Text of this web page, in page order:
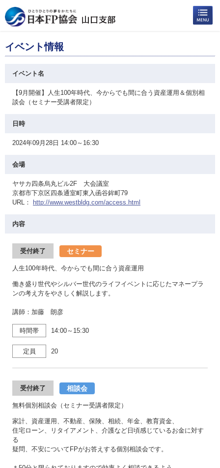
イベント情報
イベント名
【9月開催】人生100年時代、今からでも間に合う資産運用＆個別相
談会（セミナー受講者限定）
日時
2024年09月28日 14:00～16:30
会場
ヤサカ四条烏丸ビル2F 大会議室
京都市下京区四条通室町東入函谷鉾町79
URL：
http://www.westbldg.com/access.html
内容
受付終了 セミナー
人生100年時代、今からでも間に合う資産運用
働き盛り世代やシルバー世代のライフイベントに応じたマネープラ
ンの考え方をやさしく解説します。
講師：加藤 朗彦
時間帯 14:00～15:30
定員 20
受付終了 相談会
無料個別相談会（セミナー受講者限定）
家計、資産運用、不動産、保険、相続、年金、教育資金、
住宅ローン、リタイアメント、介護など日頃感じているお金に対す
る
疑問、不安についてFPがお答えする個別相談会です。